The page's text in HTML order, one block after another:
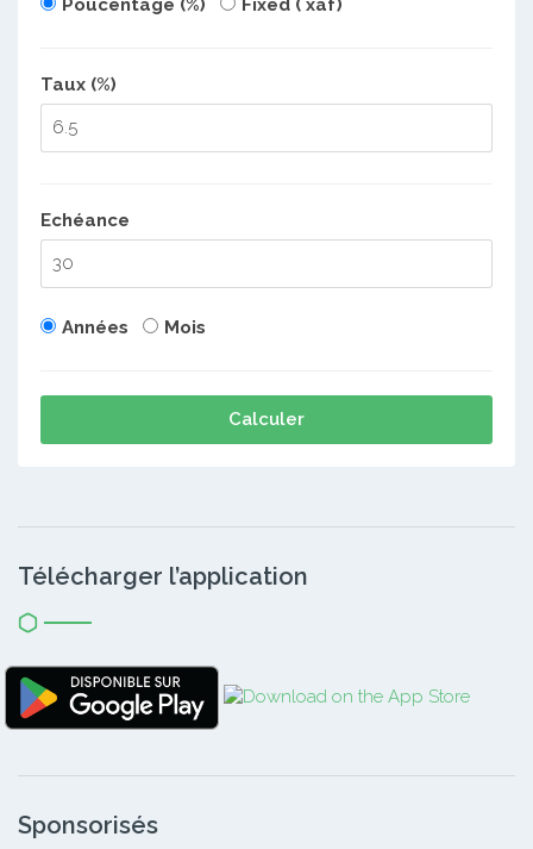
Poucentage (%) Fixed ( xaf)
Taux (%)
Echéance
Années Mois
Calculer
Télécharger l’application
Sponsorisés